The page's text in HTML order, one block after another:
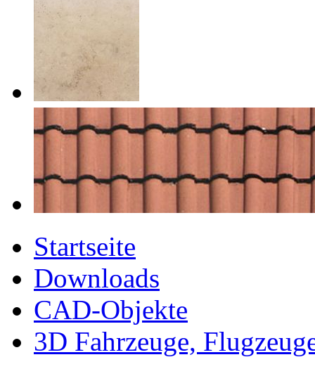
Startseite
Downloads
CAD-Objekte
3D Fahrzeuge,